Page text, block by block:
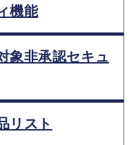
機能
象非承認セキュ
リスト